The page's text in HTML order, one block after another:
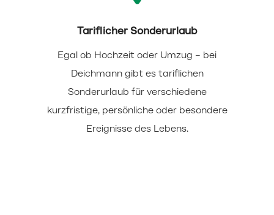
Tariflicher Sonderurlaub
Egal ob Hochzeit oder Umzug – bei
Deichmann gibt es tariflichen
Sonderurlaub für verschiedene
kurzfristige, persönliche oder besondere
Ereignisse des Lebens.